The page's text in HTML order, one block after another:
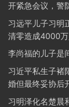
开紧急会议，警
习远平儿子习明
清零造成4000
李尚福的儿子是
习近平私生子褚
婚但最终妥协后
习明泽化名楚晨